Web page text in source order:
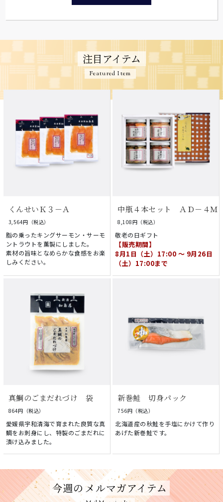
注目アイテム
Featured Item
くんせいＫ３－Ａ
3,564円（税込）
脂の乗ったキングサーモン・サーモ
ントラウトを薫製にしました。
素材の旨味となめらかな食感をお楽
しみください。
中瓶４本セット ＡＤ－４Ｍ
8,108円（税込）
敬老の日ギフト
【販売期間】
8月1日（土）17:00 ～ 9月26日
（土）17:00まで
真鯛のごまだれづけ 袋
864円（税込）
愛媛県宇和清海で育まれた良質な真
鯛をお刺身にし、特製のごまだれに
漬け込みました。
新巻鮭 切身パック
756円（税込）
北海道産の秋鮭を手塩にかけて作り
あげた新巻鮭です。
今週の メルマガアイテム